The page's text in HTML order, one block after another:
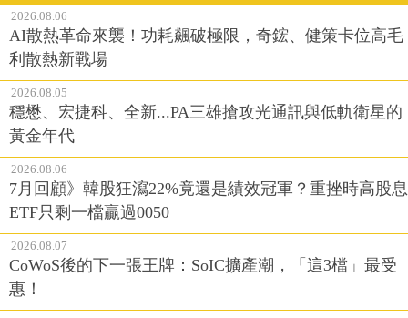
2026.08.06
AI散熱革命來襲！功耗飆破極限，奇鋐、健策卡位高毛
利散熱新戰場
2026.08.05
穩懋、宏捷科、全新...PA三雄搶攻光通訊與低軌衛星的
黃金年代
2026.08.06
7月回顧》韓股狂瀉22%竟還是績效冠軍？重挫時高股息
ETF只剩一檔贏過0050
2026.08.07
CoWoS後的下一張王牌：SoIC擴產潮，「這3檔」最受
惠！